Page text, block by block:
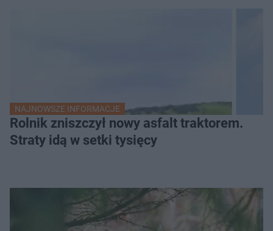
NAJNOWSZE INFORMACJE
Rolnik zniszczył nowy asfalt traktorem.
Straty idą w setki tysięcy